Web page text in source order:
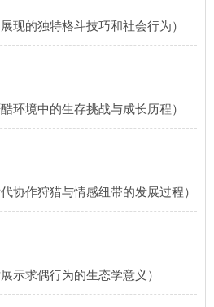
现的独特格斗技巧和社会行为）
环境中的生存挑战与成长历程）
协作狩猎与情感纽带的发展过程）
示求偶行为的生态学意义）